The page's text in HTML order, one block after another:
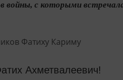
войны, с которыми
Ахметвалеевич!